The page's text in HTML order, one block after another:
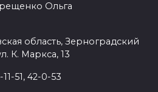
Ольга
область, Зерноградский
К. Маркса, 13
51, 42-0-53